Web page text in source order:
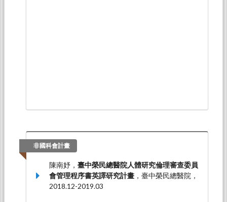
非國科會計畫
陳南妤， 臺中榮民總醫院人體研究倫理審查委員
會管理程序書英譯研究計畫 ，臺中榮民總醫院，
2018.12-2019.03